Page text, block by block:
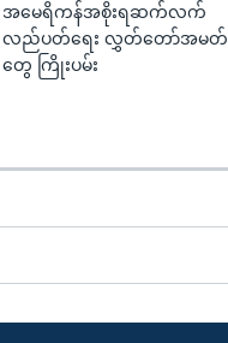
အမေရိကန်အစိုးရဆက်လက်
လည်ပတ်ရေး လွှတ်တော်အမတ်
တွေ ကြိုးပမ်း